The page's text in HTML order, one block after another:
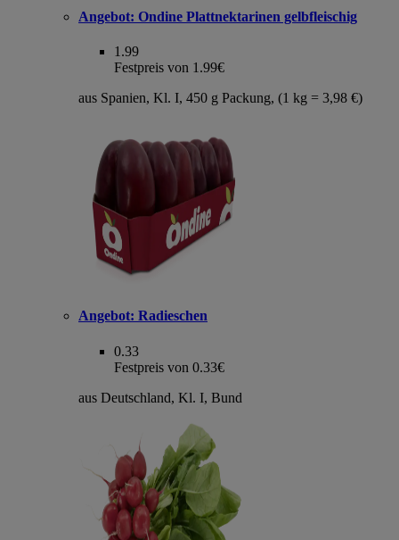
Angebot: Ondine Plattnektarinen gelbfleischig
1.99
Festpreis von 1.99€
aus Spanien, Kl. I, 450 g Packung, (1 kg = 3,98 €)
Angebot: Radieschen
0.33
Festpreis von 0.33€
aus Deutschland, Kl. I, Bund